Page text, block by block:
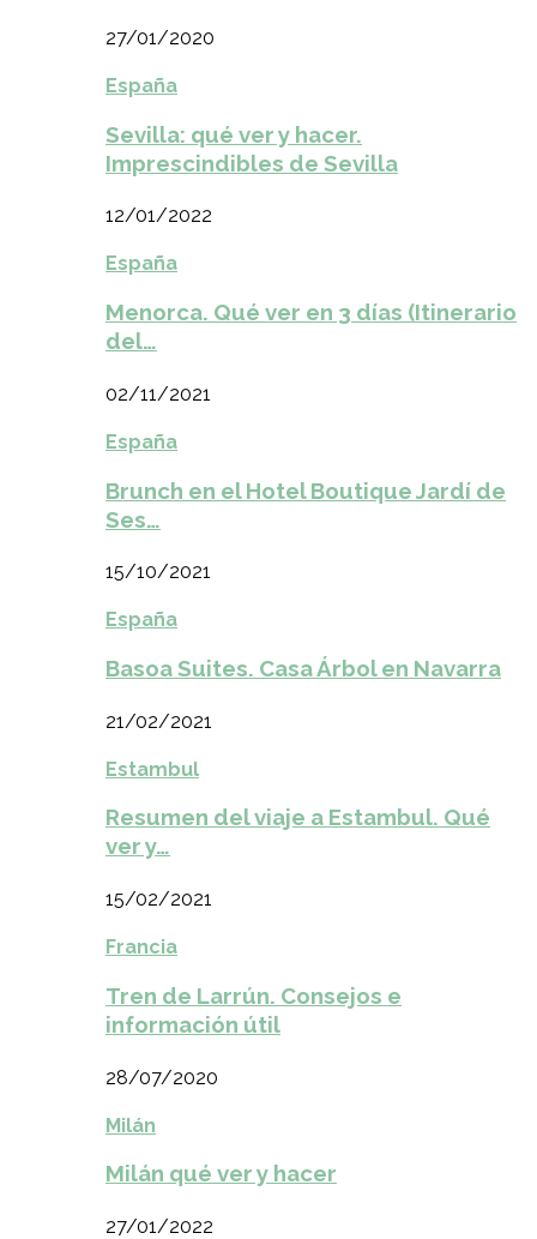
27/01/2020
España
Sevilla: qué ver y hacer.
Imprescindibles de Sevilla
12/01/2022
España
Menorca. Qué ver en 3 días (Itinerario
del…
02/11/2021
España
Brunch en el Hotel Boutique Jardí de
Ses…
15/10/2021
España
Basoa Suites. Casa Árbol en Navarra
21/02/2021
Estambul
Resumen del viaje a Estambul. Qué
ver y…
15/02/2021
Francia
Tren de Larrún. Consejos e
información útil
28/07/2020
Milán
Milán qué ver y hacer
27/01/2022